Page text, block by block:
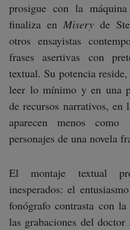
prosigue con la
finaliza en Misery de
otros ensayistas
frases asertivas con
textual. Su potencia
leer lo mínimo y en una
de recursos narrativos, en
aparecen menos
personajes de una novela
El montaje textual
inesperados: el
fonógrafo contrasta con
las grabaciones del